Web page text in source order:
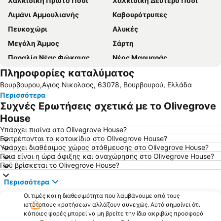
Λιμάνι Αμμουλιανής
Καβουρότρυπες
Πευκοχώρι
Αλυκές
Μεγάλη Άμμος
Σάρτη
Παραλία Νέας Φώκαιας
Νέος Μαρμαράς
Κομίτσα
Νέα Ποτίδαια
Παραλία Ολυμπιάδας
Νέα Ρόδα
Παραλία της Ουρανόπολης
Νικήτη
Λιμάνι Ιερισσού
Αγιος Γεώργιος
Πόρτο Καρράς 1
Πολύχρονο
Καρύδι
Παραλία Καλογριάς
Καλλιθέα
Loutra
'Ορμος Παναγιάς
Λιμάνι Όρμος Παναγίας
Σίβηρη
Λιμάνι Πυργαδίκια
Χανιώτης
Τορώνη
Πληροφορίες καταλύματος
Βουρβουρου,Αγιος Νικολαος, 63078, Βουρβουρού, Ελλάδα
Περισσότερα
Συχνές Ερωτήσεις σχετικά με το Olivegrove
House
Υπάρχει πισίνα στο Olivegrove House?
Επιτρέπονται τα κατοικίδια στο Olivegrove House?
Υπάρχει διαθέσιμος χώρος στάθμευσης στο Olivegrove House?
Ποια είναι η ώρα άφιξης και αναχώρησης στο Olivegrove House?
Πού βρίσκεται το Olivegrove House?
Περισσότερα
Οι τιμές και η διαθεσιμότητα που λαμβάνουμε από τους
ιστότοπους κρατήσεων αλλάζουν συνεχώς. Αυτό σημαίνει ότι
κάποιες φορές μπορεί να μη βρείτε την ίδια ακριβώς προσφορά